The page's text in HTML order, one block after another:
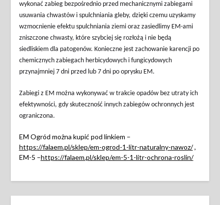
wykonać zabieg bezpośrednio przed mechanicznymi zabiegami
usuwania chwastów i spulchniania gleby, dzięki czemu uzyskamy
wzmocnienie efektu spulchniania ziemi oraz zasiedlimy EM-ami
zniszczone chwasty, które szybciej się rozłożą i nie będą
siedliskiem dla patogenów. Konieczne jest zachowanie karencji po
chemicznych zabiegach herbicydowych i fungicydowych
przynajmniej 7 dni przed lub 7 dni po oprysku EM.
Zabiegi z EM można wykonywać w trakcie opadów bez utraty ich
efektywności, gdy skuteczność innych zabiegów ochronnych jest
ograniczona.
EM Ogród można kupić pod linkiem –
https://falaem.pl/sklep/em-ogrod-1-litr-naturalny-nawoz/,
EM-5 –https://falaem.pl/sklep/em-5-1-litr-ochrona-roslin/